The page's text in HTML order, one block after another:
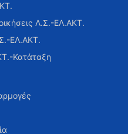
Λ.Σ.-ΕΛ.ΑΚΤ.
ΕΛ.ΑΚΤ.
Κατάταξη